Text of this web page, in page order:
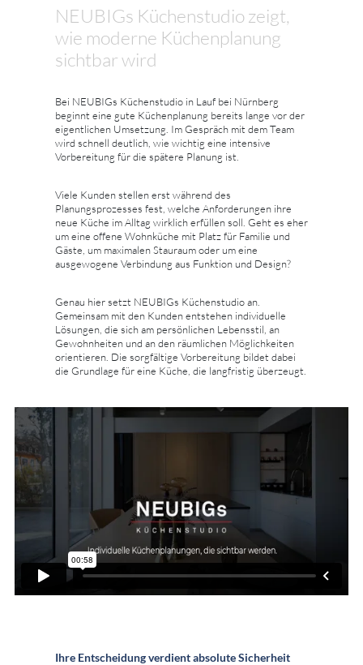
NEUBIGs Küchenstudio zeigt,
wie moderne Küchenplanung
sichtbar wird
Bei NEUBIGs Küchenstudio in Lauf bei Nürnberg
beginnt eine gute Küchenplanung bereits lange vor der
eigentlichen Umsetzung. Im Gespräch mit dem Team
wird schnell deutlich, wie wichtig eine intensive
Vorbereitung für die spätere Planung ist.
Viele Kunden stellen erst während des
Planungsprozesses fest, welche Anforderungen ihre
neue Küche im Alltag wirklich erfüllen soll. Geht es eher
um eine offene Wohnküche mit Platz für Familie und
Gäste, um maximalen Stauraum oder um eine
ausgewogene Verbindung aus Funktion und Design?
Genau hier setzt NEUBIGs Küchenstudio an.
Gemeinsam mit den Kunden entstehen individuelle
Lösungen, die sich am persönlichen Lebensstil, an
Gewohnheiten und an den räumlichen Möglichkeiten
orientieren. Die sorgfältige Vorbereitung bildet dabei
die Grundlage für eine Küche, die langfristig überzeugt.
Ihre Entscheidung verdient absolute Sicherheit